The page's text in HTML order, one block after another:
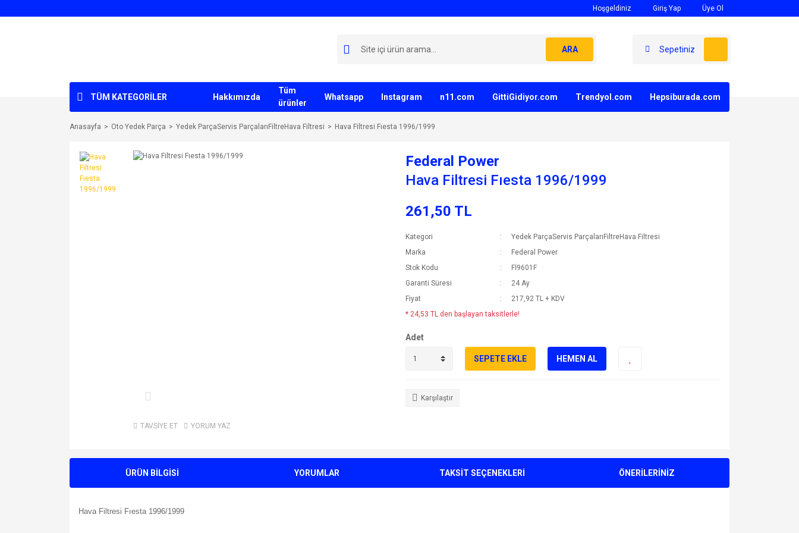
Hoşgeldiniz Giriş Yap Üye Ol
ARA Sepetiniz
TÜM KATEGORİLER Hakkımızda
Tüm
ürünler
Whatsapp Instagram n11.com GittiGidiyor.com Trendyol.com Hepsiburada.com
Anasayfa Oto Yedek Parça Yedek ParçaServis ParçalarıFiltreHava Filtresi Hava Filtresi Fıesta 1996/1999
TAVSİYE ET YORUM YAZ
Federal Power
Hava Filtresi Fıesta 1996/1999
261,50 TL
Kategori
Yedek ParçaServis ParçalarıFiltreHava Filtresi
Marka
Federal Power
Stok Kodu
Fİ9601F
Garanti Süresi
24 Ay
Fiyat
217,92 TL + KDV
* 24,53 TL den başlayan taksitlerle!
Adet
SEPETE EKLE HEMEN AL
Karşılaştır
ÜRÜN BİLGİSİ YORUMLAR TAKSİT SEÇENEKLERİ ÖNERİLERİNİZ
Hava Filtresi Fıesta 1996/1999